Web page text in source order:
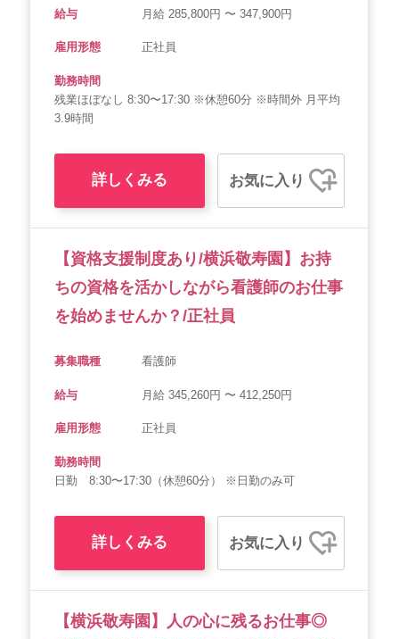
給与 月給 285,800円 〜 347,900円
雇用形態 正社員
勤務時間
残業ほぼなし 8:30〜17:30 ※休憩60分 ※時間外 月平均
3.9時間
詳しくみる お気に入り
【資格支援制度あり/横浜敬寿園】お持
ちの資格を活かしながら看護師のお仕事
を始めませんか？/正社員
募集職種 看護師
給与 月給 345,260円 〜 412,250円
雇用形態 正社員
勤務時間
日勤 8:30〜17:30（休憩60分） ※日勤のみ可
詳しくみる お気に入り
【横浜敬寿園】人の心に残るお仕事◎